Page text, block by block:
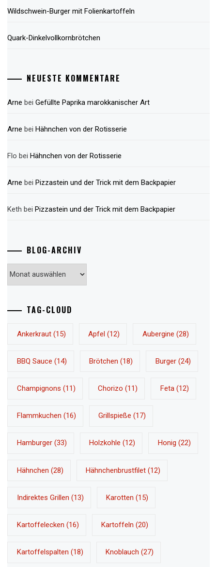
Wildschwein-Burger mit Folienkartoffeln
Quark-Dinkelvollkornbrötchen
NEUESTE KOMMENTARE
Arne bei Gefüllte Paprika marokkanischer Art
Arne bei Hähnchen von der Rotisserie
Flo bei Hähnchen von der Rotisserie
Arne bei Pizzastein und der Trick mit dem Backpapier
Keth bei Pizzastein und der Trick mit dem Backpapier
BLOG-ARCHIV
TAG-CLOUD
Ankerkraut(15) Apfel (12) Aubergine (28)
BBQ Sauce (14) Brötchen (18) Burger(24)
Champignons (11) Chorizo (11) Feta(12)
Flammkuchen (16) Grillspieße (17)
Hamburger(33) Holzkohle (12) Honig (22)
Hähnchen (28) Hähnchenbrustfilet (12)
Indirektes Grillen (13) Karotten (15)
Kartoffelecken (16) Kartoffeln (20)
Kartoffelspalten (18) Knoblauch (27)